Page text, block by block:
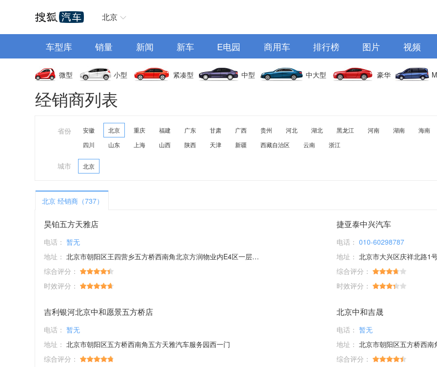
北京
车型库 销量 新闻 新车 E电园 商用车 排行榜 图片 视频
微型 小型 紧凑型 中型 中大型 豪华
经销商列表
省份 安徽 北京 重庆 福建 广东 甘肃 广西 贵州 河北 湖北 黑龙江 河南 湖南 海南
四川
山东 上海 山西 陕西 天津 新疆 西藏自治区 云南 浙江
城市 北京
北京 经销商（737）
昊铂五方天雅店
电话： 暂无
地址： 北京市朝阳区王四营乡五方桥西南角北京方润物业内E4区一层56、58号
综合评分：
时效评分：
捷亚泰中兴汽车
电话： 010-60298787
地址： 北京市大兴区庆祥北路1
综合评分：
时效评分：
吉利银河北京中和愿景五方桥店
电话： 暂无
地址： 北京市朝阳区五方桥西南角五方天雅汽车服务园西一门
综合评分：
北京中和吉晟
电话： 暂无
地址： 北京市朝阳区五方桥西
综合评分：